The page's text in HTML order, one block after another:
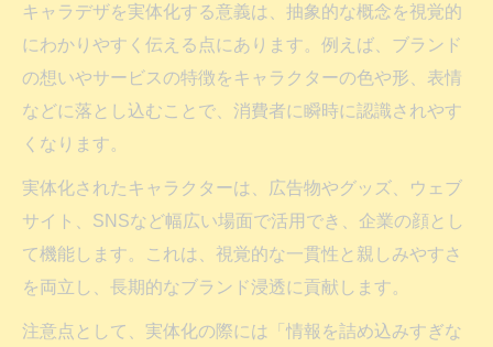
キャラデザを実体化する意義は、抽象的な概念を視覚的
にわかりやすく伝える点にあります。例えば、ブランド
の想いやサービスの特徴をキャラクターの色や形、表情
などに落とし込むことで、消費者に瞬時に認識されやす
くなります。
実体化されたキャラクターは、広告物やグッズ、ウェブ
サイト、SNSなど幅広い場面で活用でき、企業の顔とし
て機能します。これは、視覚的な一貫性と親しみやすさ
を両立し、長期的なブランド浸透に貢献します。
注意点として、実体化の際には「情報を詰め込みすぎな